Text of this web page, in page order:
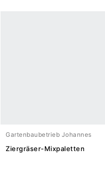
Gartenbaubetrieb Johannes
Meuwesen
Ziergräser-Mixpaletten